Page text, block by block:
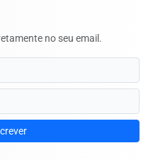
no seu email.